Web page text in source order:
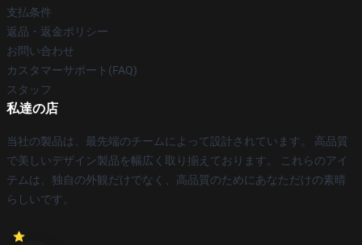
支払条件
返品・返金ポリシー
お問い合わせ
カスタマーサポート(FAQ)
スタッフ
私達の店
当社の製品は、最先端のチームによって設計されています。 高品質
で美しいデザイン製品を幅広く取り揃えております。 これらのアイ
テムは、独自の外観だけでなく、高品質のためにあなただけの素晴
らしいです。